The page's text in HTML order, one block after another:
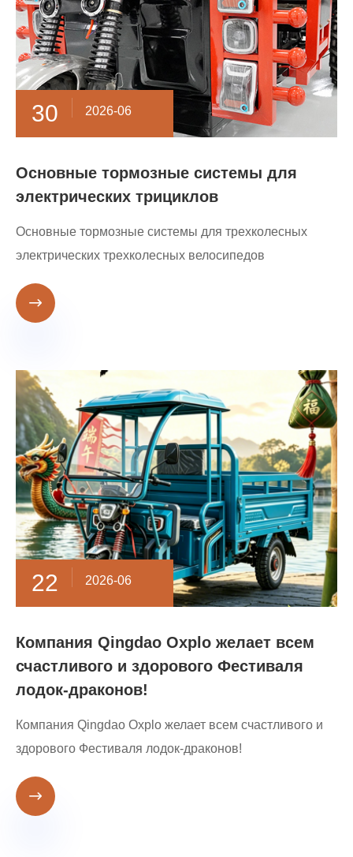
30 2026-06
Основные тормозные системы для
электрических трициклов
Основные тормозные системы для трехколесных
электрических трехколесных велосипедов

22 2026-06
Компания Qingdao Oxplo желает всем
счастливого и здорового Фестиваля
лодок-драконов!
Компания Qingdao Oxplo желает всем счастливого и
здорового Фестиваля лодок-драконов!
